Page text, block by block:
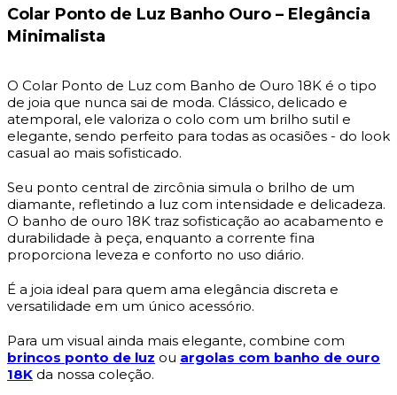
Colar Ponto de Luz Banho Ouro – Elegância
Minimalista
O Colar Ponto de Luz com Banho de Ouro 18K é o tipo
de joia que nunca sai de moda. Clássico, delicado e
atemporal, ele valoriza o colo com um brilho sutil e
elegante, sendo perfeito para todas as ocasiões - do look
casual ao mais sofisticado.
Seu ponto central de zircônia simula o brilho de um
diamante, refletindo a luz com intensidade e delicadeza.
O banho de ouro 18K traz sofisticação ao acabamento e
durabilidade à peça, enquanto a corrente fina
proporciona leveza e conforto no uso diário.
É a joia ideal para quem ama elegância discreta e
versatilidade em um único acessório.
Para um visual ainda mais elegante, combine com
brincos ponto de luz ou argolas com banho de ouro
18K da nossa coleção.